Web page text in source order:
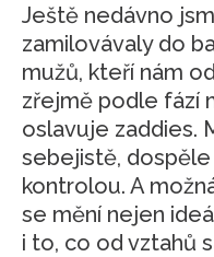
Ještě nedávno
zamilovávaly do
mužů, kteří nám
zřejmě podle fází
oslavuje zaddies.
sebejistě,
kontrolou. A
se mění nejen
i to, co od vztahů